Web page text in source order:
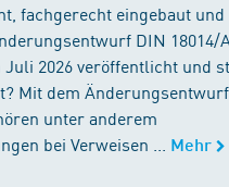
fachgerecht eingebaut und
DIN 18014/
Juli 2026 veröffentlicht und
Mit dem Änderungsentwurf
unter anderem
bei Verweisen ...
Mehr